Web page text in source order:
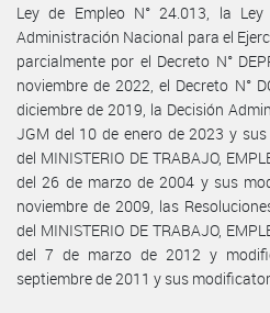
Ley de Empleo N° 24.013, la
Administración Nacional para el
parcialmente por el Decreto N°
noviembre de 2022, el Decreto N°
diciembre de 2019, la Decisión
JGM del 10 de enero de 2023 y
del MINISTERIO DE TRABAJO,
del 26 de marzo de 2004 y sus
noviembre de 2009, las
del MINISTERIO DE TRABAJO,
del 7 de marzo de 2012 y
septiembre de 2011 y sus